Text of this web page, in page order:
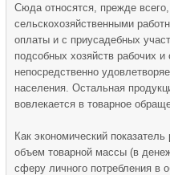
Сюда относятся, прежде
сельскохозяйственными
оплаты и с приусадебных
подсобных хозяйств рабочих
не­посредственно
населе­ния. Остальная
вовлекается в товарное
Как экономический
объем товарной массы (в
сферу личного потребления в